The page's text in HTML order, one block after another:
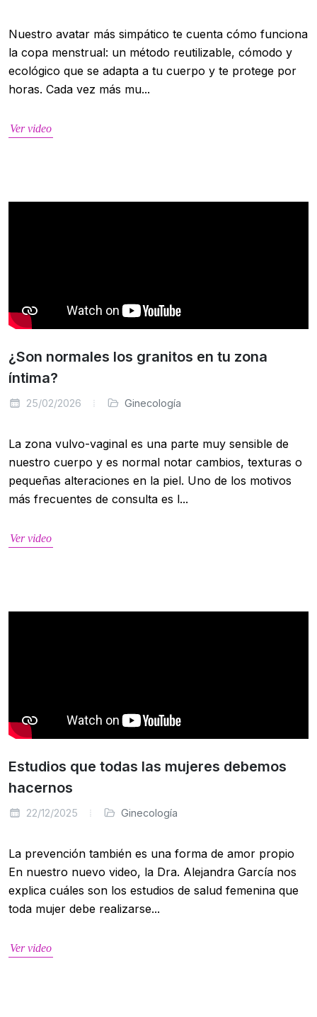
Nuestro avatar más simpático te cuenta cómo funciona
la copa menstrual: un método reutilizable, cómodo y
ecológico que se adapta a tu cuerpo y te protege por
horas. Cada vez más mu...
Ver video
¿Son normales los granitos en tu zona
íntima?
25/02/2026 Ginecología
La zona vulvo-vaginal es una parte muy sensible de
nuestro cuerpo y es normal notar cambios, texturas o
pequeñas alteraciones en la piel. Uno de los motivos
más frecuentes de consulta es l...
Ver video
Estudios que todas las mujeres debemos
hacernos
22/12/2025 Ginecología
La prevención también es una forma de amor propio
En nuestro nuevo video, la Dra. Alejandra García nos
explica cuáles son los estudios de salud femenina que
toda mujer debe realizarse...
Ver video